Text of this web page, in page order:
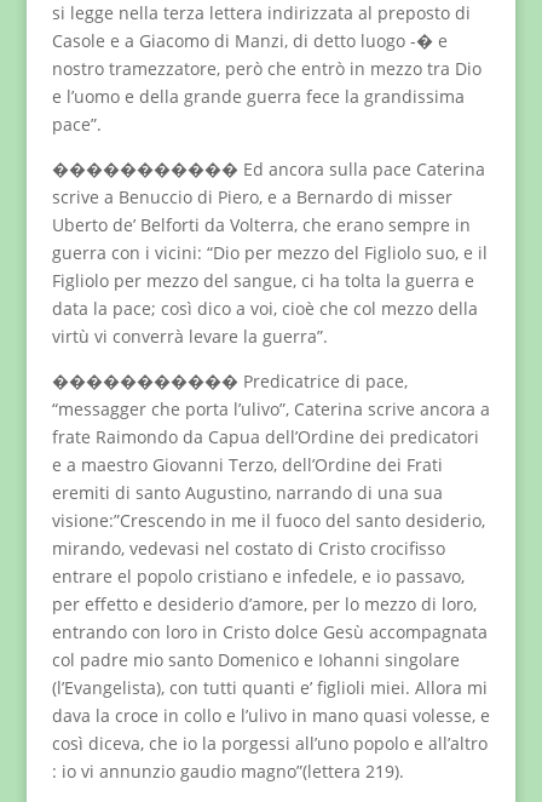
si legge nella terza lettera indirizzata al preposto di
Casole e a Giacomo di Manzi, di detto luogo -� e
nostro tramezzatore, però che entrò in mezzo tra Dio
e l’uomo e della grande guerra fece la grandissima
pace”.
����������� Ed ancora sulla pace Caterina
scrive a Benuccio di Piero, e a Bernardo di misser
Uberto de’ Belforti da Volterra, che erano sempre in
guerra con i vicini: “Dio per mezzo del Figliolo suo, e il
Figliolo per mezzo del sangue, ci ha tolta la guerra e
data la pace; così dico a voi, cioè che col mezzo della
virtù vi converrà levare la guerra”.
����������� Predicatrice di pace,
“messagger che porta l’ulivo”, Caterina scrive ancora a
frate Raimondo da Capua dell’Ordine dei predicatori
e a maestro Giovanni Terzo, dell’Ordine dei Frati
eremiti di santo Augustino, narrando di una sua
visione:”Crescendo in me il fuoco del santo desiderio,
mirando, vedevasi nel costato di Cristo crocifisso
entrare el popolo cristiano e infedele, e io passavo,
per effetto e desiderio d’amore, per lo mezzo di loro,
entrando con loro in Cristo dolce Gesù accompagnata
col padre mio santo Domenico e Iohanni singolare
(l’Evangelista), con tutti quanti e’ figlioli miei. Allora mi
dava la croce in collo e l’ulivo in mano quasi volesse, e
così diceva, che io la porgessi all’uno popolo e all’altro
: io vi annunzio gaudio magno”(lettera 219).